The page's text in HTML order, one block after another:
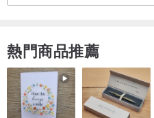
存在著破裂，會像強烈地拉伸的可
關於退回或交換後交付
唯一明顯的缺陷產品（比如我收
對應。
熱門商品推薦